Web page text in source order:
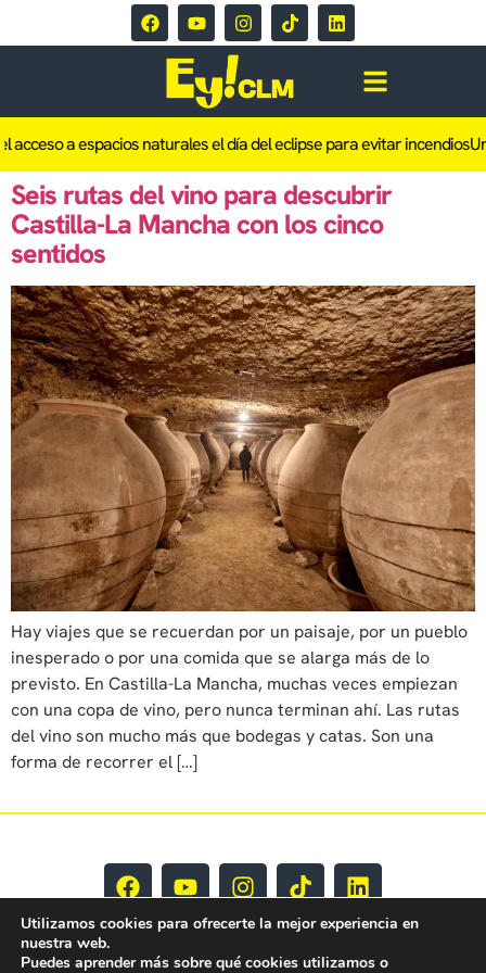
acceso a espacios naturales el día del eclipse para evitar incendios
Seis rutas del vino para descubrir
Castilla-La Mancha con los cinco
sentidos
Hay viajes que se recuerdan por un paisaje, por un pueblo
inesperado o por una comida que se alarga más de lo
previsto. En Castilla-La Mancha, muchas veces empiezan
con una copa de vino, pero nunca terminan ahí. Las rutas
del vino son mucho más que bodegas y catas. Son una
forma de recorrer el […]
Utilizamos cookies para ofrecerte la mejor experiencia en
nuestra web.
Puedes aprender más sobre qué cookies utilizamos o